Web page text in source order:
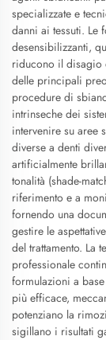
specializzate e
danni ai tessuti. Le
desensibilizzanti,
riducono il disagio
delle principali
procedure di
intrinseche dei
intervenire su aree
diverse a denti
artificialmente
tonalità (shade-
riferimento e a
fornendo una
gestire le
del trattamento. La
professionale
formulazioni a
più efficace,
potenziano la
sigillano i risultati